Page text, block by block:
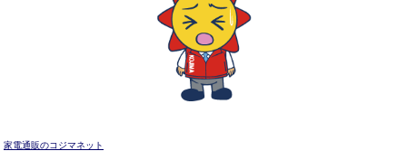
家電通販のコジマネット